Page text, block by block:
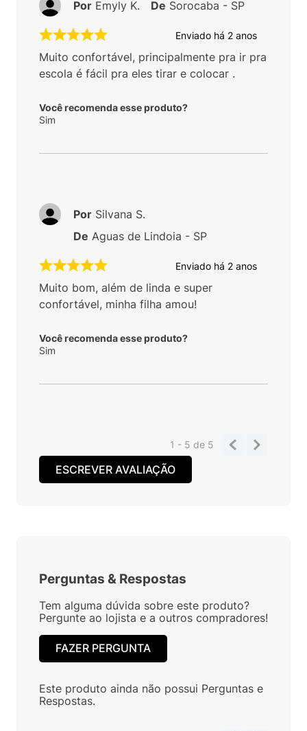
Enviado há 2 anos
Muito confortável, principalmente pra ir pra
escola é fácil pra eles tirar e colocar .
Você recomenda esse produto?
Sim
Por Emyly K. De Sorocaba - SP
Enviado há 2 anos
Muito bom, além de linda e super
confortável, minha filha amou!
Você recomenda esse produto?
Sim
Por Silvana S.
De Aguas de Lindoia - SP
1 - 5de 5
ESCREVER AVALIAÇÃO
Perguntas & Respostas
Tem alguma dúvida sobre este produto?
Pergunte ao lojista e a outros compradores!
FAZER PERGUNTA
Este produto ainda não possui Perguntas e
Respostas.